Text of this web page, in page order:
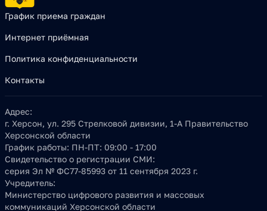
График приема граждан
Интернет приёмная
Политика конфиденциальности
Контакты
Адрес:
г. Херсон, ул. 295 Стрелковой дивизии, 1-А Правительство
Херсонской области
График работы: ПН-ПТ: 09:00 - 17:00
Свидетельство о регистрации СМИ:
серия Эл № ФС77-85993 от 11 сентября 2023 г.
Учредитель:
Министерство цифрового развития и массовых
коммуникаций Херсонской области